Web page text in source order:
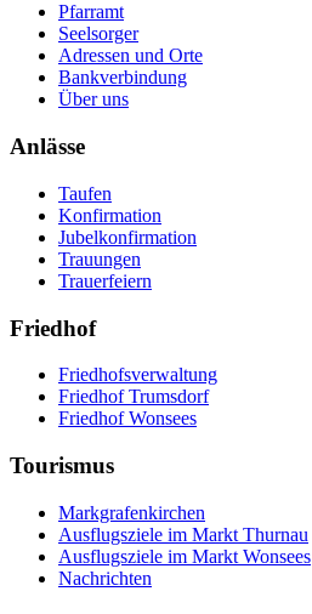
Pfarramt
Seelsorger
Adressen und Orte
Bankverbindung
Über uns
Anlässe
Taufen
Konfirmation
Jubelkonfirmation
Trauungen
Trauerfeiern
Friedhof
Friedhofsverwaltung
Friedhof Trumsdorf
Friedhof Wonsees
Tourismus
Markgrafenkirchen
Ausflugsziele im Markt Thurnau
Ausflugsziele im Markt Wonsees
Nachrichten